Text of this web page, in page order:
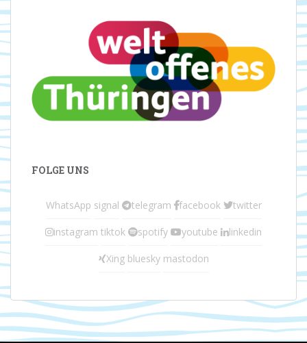
FOLGE UNS
WhatsApp signal telegram facebook twitter
instagram tiktok spotify youtube linkedin
Xing bluesky mastodon